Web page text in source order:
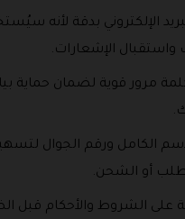
الإلكتروني بدقة لأنه
واستقبال الإشعارات.
مرور قوية لضمان حماية
الكامل ورقم الجوال
أو الشحن.
على الشروط والأحكام قبل